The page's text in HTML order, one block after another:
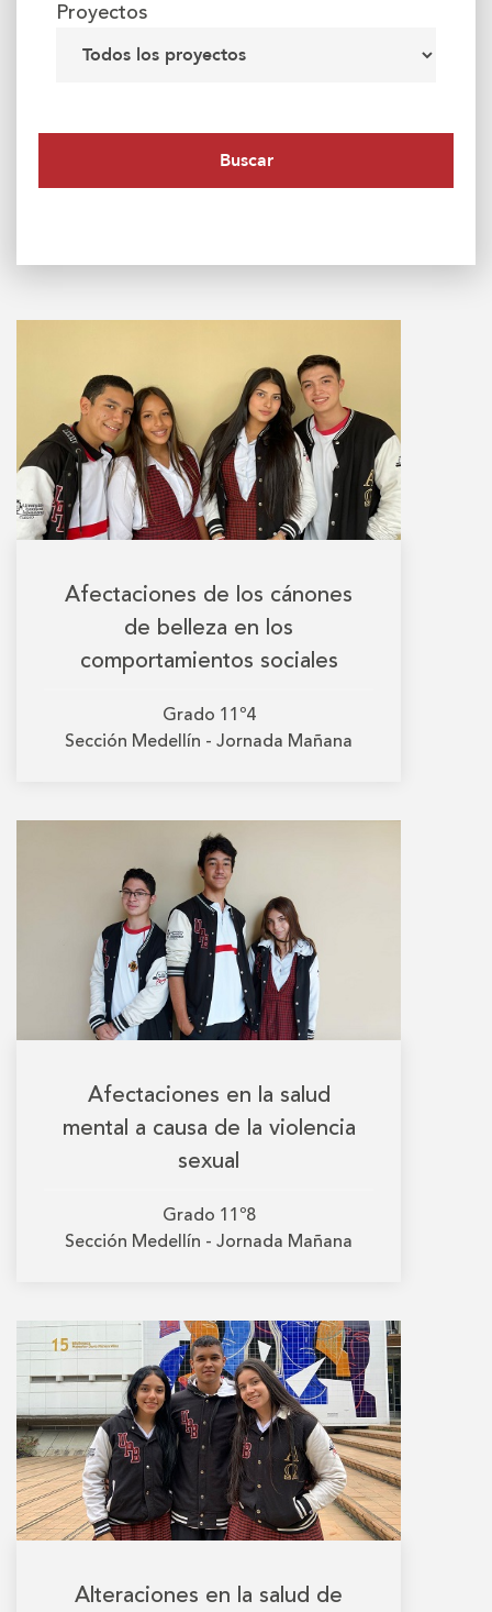
Proyectos
Buscar
Afectaciones de los cánones
de belleza en los
comportamientos sociales
Grado 11º4
Sección Medellín - Jornada Mañana
Afectaciones en la salud
mental a causa de la violencia
sexual
Grado 11º8
Sección Medellín - Jornada Mañana
Alteraciones en la salud de